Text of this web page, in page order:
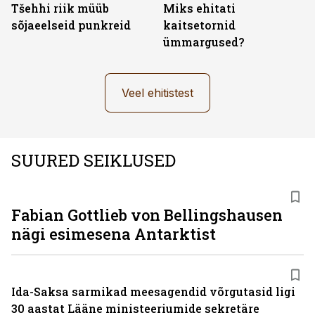
Tšehhi riik müüb
sõjaeelseid punkreid
Miks ehitati
kaitsetornid
ümmargused?
Veel ehitistest
SUURED SEIKLUSED
Fabian Gottlieb von Bellingshausen
nägi esimesena Antarktist
Ida-Saksa sarmikad meesagendid võrgutasid ligi
30 aastat Lääne ministeeriumide sekretäre